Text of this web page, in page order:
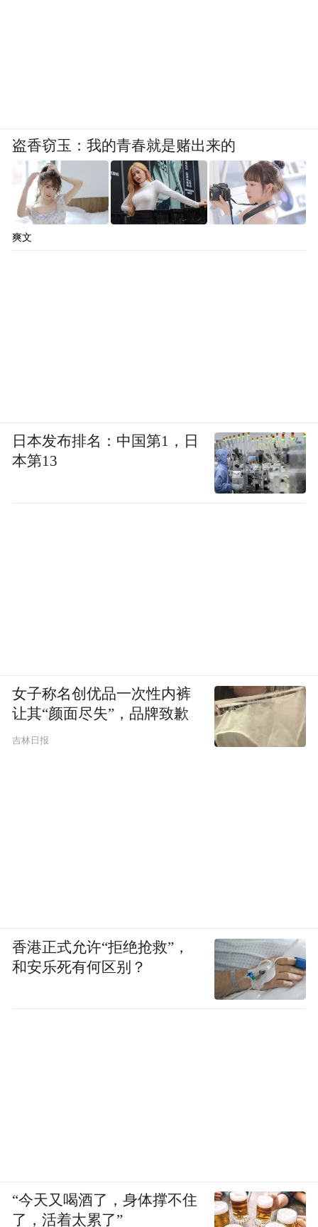
盗香窃玉：我的青春就是赌出来的
爽文
日本发布排名：中国第1，日
本第13
女子称名创优品一次性内裤
让其“颜面尽失”，品牌致歉
吉林日报
香港正式允许“拒绝抢救”，
和安乐死有何区别？
“今天又喝酒了，身体撑不住
了，活着太累了”